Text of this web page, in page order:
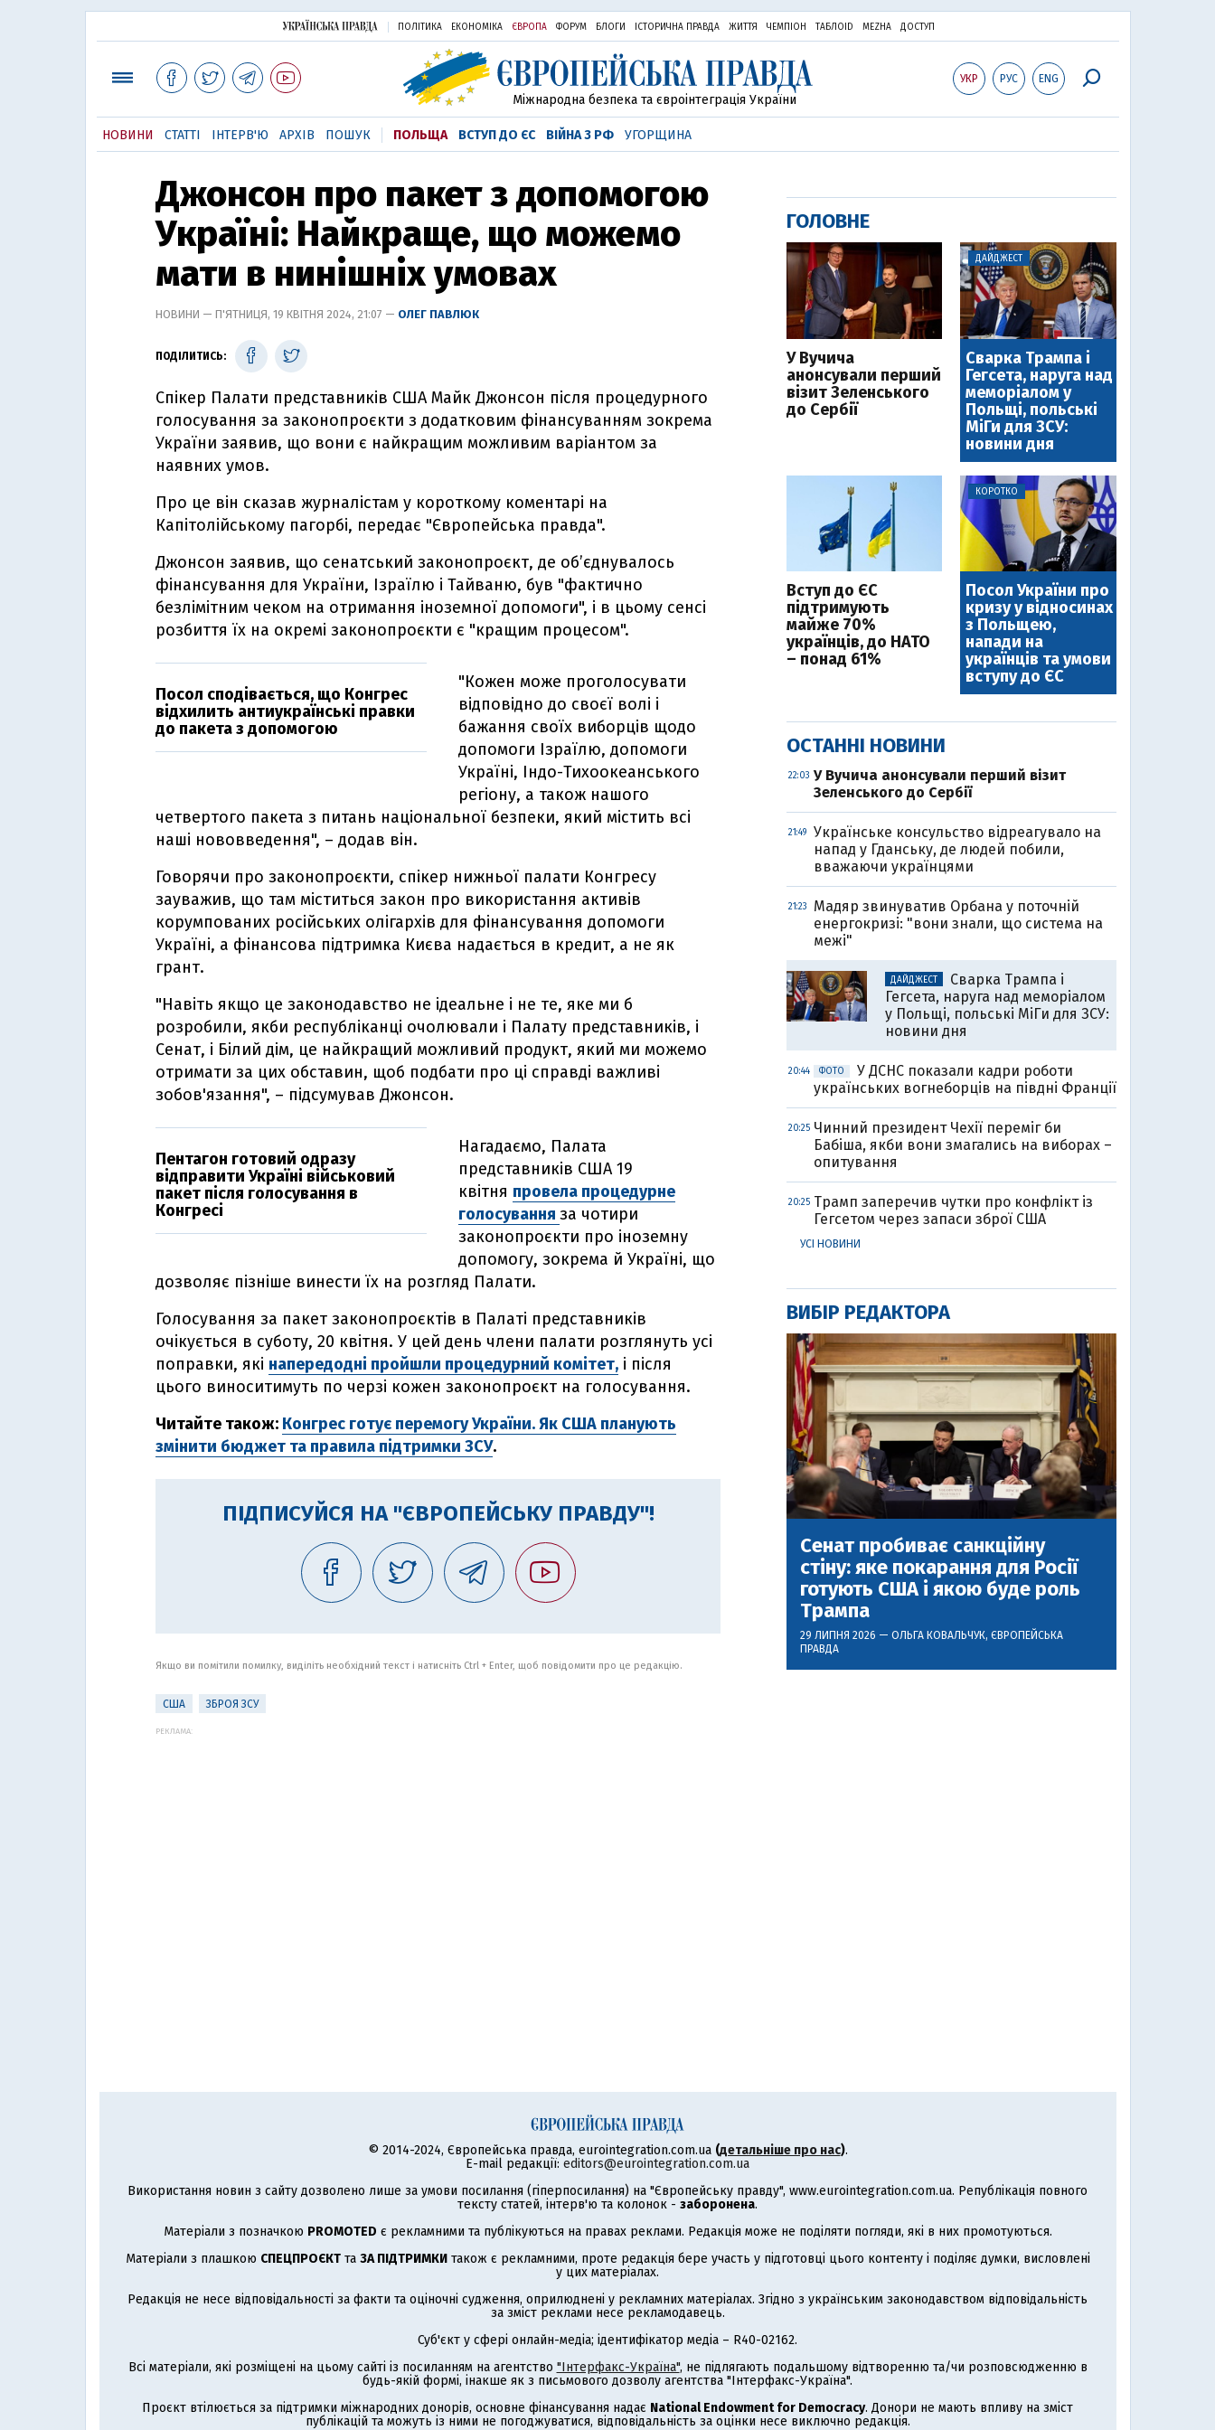
ПОЛІТИКА ЕКОНОМІКА ЄВРОПА ФОРУМ БЛОГИ ІСТОРИЧНА ПРАВДА ЖИТТЯ ЧЕМПІОН ТАБЛОID MEZHA ДОСТУП
УКР РУС ENG
Міжнародна безпека та євроінтеграція України
НОВИНИ СТАТТІ ІНТЕРВ'Ю АРХІВ ПОШУК ПОЛЬЩА ВСТУП ДО ЄС ВІЙНА З РФ УГОРЩИНА
Джонсон про пакет з допомогою
Україні: Найкраще, що можемо
мати в нинішніх умовах
НОВИНИ — П'ЯТНИЦЯ, 19 КВІТНЯ 2024, 21:07 — ОЛЕГ ПАВЛЮК
ПОДІЛИТИСЬ:
Спікер Палати представників США Майк Джонсон після процедурного
голосування за законопроєкти з додатковим фінансуванням зокрема
України заявив, що вони є найкращим можливим варіантом за
наявних умов.
Про це він сказав журналістам у короткому коментарі на
Капітолійському пагорбі, передає "Європейська правда".
Джонсон заявив, що сенатський законопроєкт, де об’єднувалось
фінансування для України, Ізраїлю і Тайваню, був "фактично
безлімітним чеком на отримання іноземної допомоги", і в цьому сенсі
розбиття їх на окремі законопроєкти є "кращим процесом".
Посол сподівається, що Конгрес
відхилить антиукраїнські правки
до пакета з допомогою
"Кожен може проголосувати
відповідно до своєї волі і
бажання своїх виборців щодо
допомоги Ізраїлю, допомоги
Україні, Індо-Тихоокеанського
регіону, а також нашого
четвертого пакета з питань національної безпеки, який містить всі
наші нововведення", – додав він.
Говорячи про законопроєкти, спікер нижньої палати Конгресу
зауважив, що там міститься закон про використання активів
корумпованих російських олігархів для фінансування допомоги
Україні, а фінансова підтримка Києва надається в кредит, а не як
грант.
"Навіть якщо це законодавство не ідеальне і не те, яке ми б
розробили, якби республіканці очолювали і Палату представників, і
Сенат, і Білий дім, це найкращий можливий продукт, який ми можемо
отримати за цих обставин, щоб подбати про ці справді важливі
зобов'язання", – підсумував Джонсон.
Пентагон готовий одразу
відправити Україні військовий
пакет після голосування в
Конгресі
Нагадаємо, Палата
представників США 19
квітня провела процедурне
голосування за чотири
законопроєкти про іноземну
допомогу, зокрема й Україні, що
дозволяє пізніше винести їх на розгляд Палати.
Голосування за пакет законопроєктів в Палаті представників
очікується в суботу, 20 квітня. У цей день члени палати розглянуть усі
поправки, які напередодні пройшли процедурний комітет, і після
цього виноситимуть по черзі кожен законопроєкт на голосування.
Читайте також: Конгрес готує перемогу України. Як США планують
змінити бюджет та правила підтримки ЗСУ.
ПІДПИСУЙСЯ НА "ЄВРОПЕЙСЬКУ ПРАВДУ"!
Якщо ви помітили помилку, виділіть необхідний текст і натисніть Ctrl + Enter, щоб повідомити про це редакцію.
США ЗБРОЯ ЗСУ
РЕКЛАМА:
ГОЛОВНЕ
У Вучича
анонсували перший
візит Зеленського
до Сербії
ДАЙДЖЕСТ
Сварка Трампа і
Гегсета, наруга над
меморіалом у
Польщі, польські
МіГи для ЗСУ:
новини дня
Вступ до ЄС
підтримують
майже 70%
українців, до НАТО
– понад 61%
КОРОТКО
Посол України про
кризу у відносинах
з Польщею,
напади на
українців та умови
вступу до ЄС
ОСТАННІ НОВИНИ
22:03 У Вучича анонсували перший візит
Зеленського до Сербії
21:49
Українське консульство відреагувало на
напад у Гданську, де людей побили,
вважаючи українцями
21:23
Мадяр звинуватив Орбана у поточній
енергокризі: "вони знали, що система на
межі"
ДАЙДЖЕСТ
Сварка Трампа і
Гегсета, наруга над меморіалом
у Польщі, польські МіГи для ЗСУ:
новини дня
20:44 ФОТО
У ДСНС показали кадри роботи
українських вогнеборців на півдні Франції
20:25 Чинний президент Чехії переміг би
Бабіша, якби вони змагались на виборах –
опитування
20:25 Трамп заперечив чутки про конфлікт із
Гегсетом через запаси зброї США
УСІ НОВИНИ
ВИБІР РЕДАКТОРА
Сенат пробиває санкційну
стіну: яке покарання для Росії
готують США і якою буде роль
Трампа
29 ЛИПНЯ 2026 — ОЛЬГА КОВАЛЬЧУК, ЄВРОПЕЙСЬКА
ПРАВДА
© 2014-2024, Європейська правда, eurointegration.com.ua (детальніше про нас).
E-mail редакції: editors@eurointegration.com.ua
Використання новин з сайту дозволено лише за умови посилання (гіперпосилання) на "Європейську правду", www.eurointegration.com.ua. Републікація повного
тексту статей, інтерв'ю та колонок - заборонена.
Матеріали з позначкою PROMOTED є рекламними та публікуються на правах реклами. Редакція може не поділяти погляди, які в них промотуються.
Матеріали з плашкою СПЕЦПРОЄКТта ЗА ПІДТРИМКИтакож є рекламними, проте редакція бере участь у підготовці цього контенту і поділяє думки, висловлені
у цих матеріалах.
Редакція не несе відповідальності за факти та оціночні судження, оприлюднені у рекламних матеріалах. Згідно з українським законодавством відповідальність
за зміст реклами несе рекламодавець.
Суб'єкт у сфері онлайн-медіа; ідентифікатор медіа – R40-02162.
Всі матеріали, які розміщені на цьому сайті із посиланням на агентство "Інтерфакс-Україна", не підлягають подальшому відтворенню та/чи розповсюдженню в
будь-якій формі, інакше як з письмового дозволу агентства "Інтерфакс-Україна".
Проєкт втілюється за підтримки міжнародних донорів, основне фінансування надає National Endowment for Democracy. Донори не мають впливу на зміст
публікацій та можуть із ними не погоджуватися, відповідальність за оцінки несе виключно редакція.